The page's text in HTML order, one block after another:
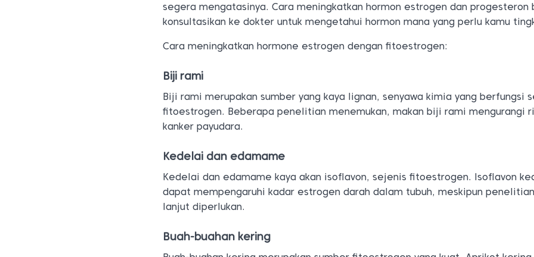
segera mengatasinya. Cara meningkatkan hormon estrogen dan progesteron
konsultasikan ke dokter untuk mengetahui hormon mana yang perlu kamu
Cara meningkatkan hormone estrogen dengan fitoestrogen:
Biji rami
Biji rami merupakan sumber yang kaya lignan, senyawa kimia yang berfungsi
fitoestrogen. Beberapa penelitian menemukan, makan biji rami mengurangi
kanker payudara.
Kedelai dan edamame
Kedelai dan edamame kaya akan isoflavon, sejenis fitoestrogen. Isoflavon
dapat mempengaruhi kadar estrogen darah dalam tubuh, meskipun
lanjut diperlukan.
Buah-buahan kering